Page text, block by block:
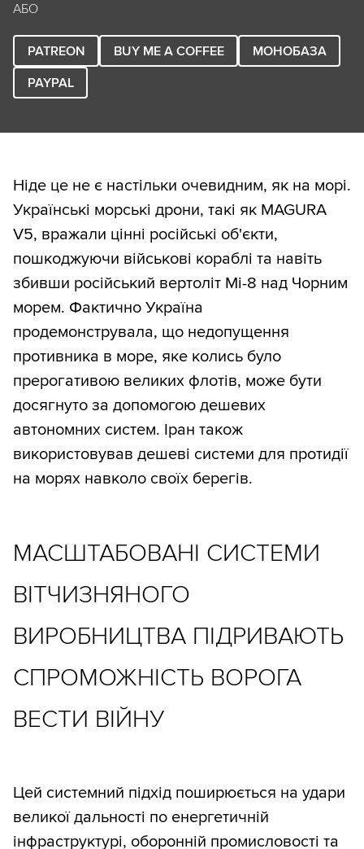
АБО
PATREON BUY ME A COFFEE
МОНОБАЗА
PAYPAL
Ніде це не є настільки очевидним, як на морі.
Українські морські дрони, такі як MAGURA
V5, вражали цінні російські об'єкти,
пошкоджуючи військові кораблі та навіть
збивши російський вертоліт Мі-8 над Чорним
морем. Фактично Україна
продемонструвала, що недопущення
противника в море, яке колись було
прерогативою великих флотів, може бути
досягнуто за допомогою дешевих
автономних систем. Іран також
використовував дешеві системи для протидії
на морях навколо своїх берегів.
МАСШТАБОВАНІ СИСТЕМИ
ВІТЧИЗНЯНОГО
ВИРОБНИЦТВА ПІДРИВАЮТЬ
СПРОМОЖНІСТЬ ВОРОГА
ВЕСТИ ВІЙНУ
Цей системний підхід поширюється на удари
великої дальності по енергетичній
інфраструктурі, оборонній промисловості та